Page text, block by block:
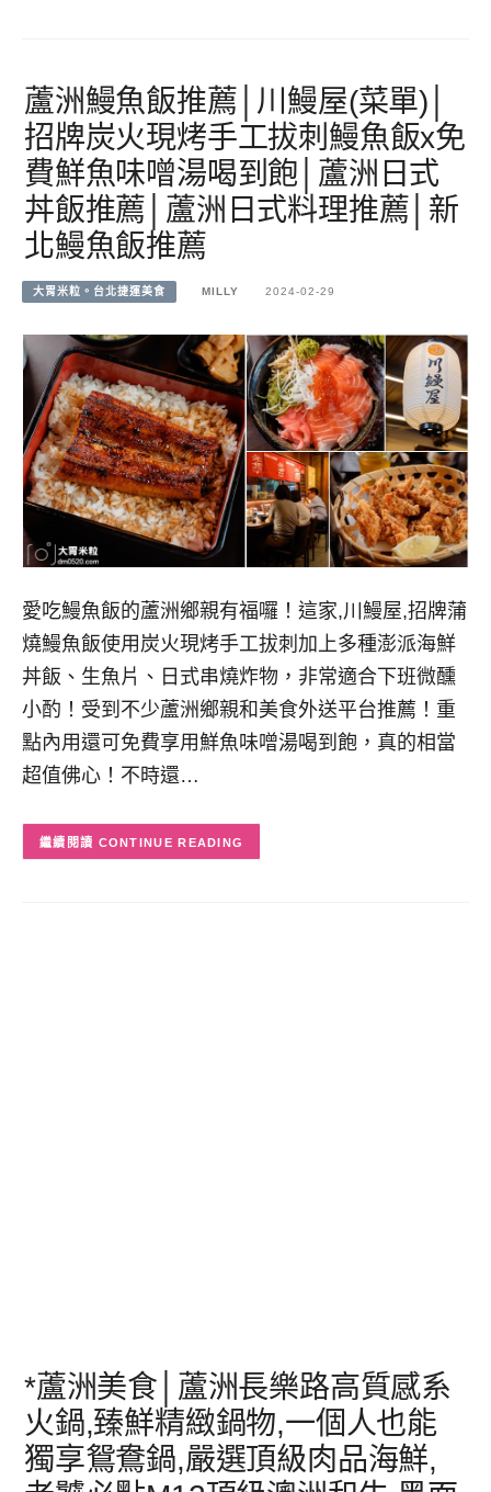
蘆洲鰻魚飯推薦│川鰻屋(菜單)│
招牌炭火現烤手工拔刺鰻魚飯x免
費鮮魚味噌湯喝到飽│蘆洲日式
丼飯推薦│蘆洲日式料理推薦│新
北鰻魚飯推薦
大胃米粒。台北捷運美食 MILLY 2024-02-29
愛吃鰻魚飯的蘆洲鄉親有福囉！這家,川鰻屋,招牌蒲
燒鰻魚飯使用炭火現烤手工拔刺加上多種澎派海鮮
丼飯、生魚片、日式串燒炸物，非常適合下班微醺
小酌！受到不少蘆洲鄉親和美食外送平台推薦！重
點內用還可免費享用鮮魚味噌湯喝到飽，真的相當
超值佛心！不時還…
CONTINUE READING
*蘆洲美食│蘆洲長樂路高質感系
火鍋,臻鮮精緻鍋物,一個人也能
獨享鴛鴦鍋,嚴選頂級肉品海鮮,